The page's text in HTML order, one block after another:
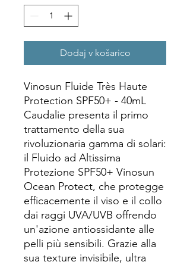
Dodaj v košarico
Vinosun Fluide Très Haute
Protection SPF50+ - 40mL
Caudalie presenta il primo
trattamento della sua
rivoluzionaria gamma di solari:
il Fluido ad Altissima
Protezione SPF50+ Vinosun
Ocean Protect, che protegge
efficacemente il viso e il collo
dai raggi UVA/UVB offrendo
un'azione antiossidante alle
pelli più sensibili. Grazie alla
sua texture invisibile, ultra